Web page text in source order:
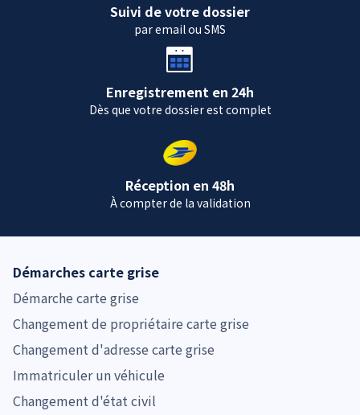
Suivi de votre dossier
par email ou SMS
Enregistrement en 24h
Dès que votre dossier est complet
Réception en 48h
À compter de la validation
Démarches carte grise
Démarche carte grise
Changement de propriétaire carte grise
Changement d'adresse carte grise
Immatriculer un véhicule
Changement d'état civil